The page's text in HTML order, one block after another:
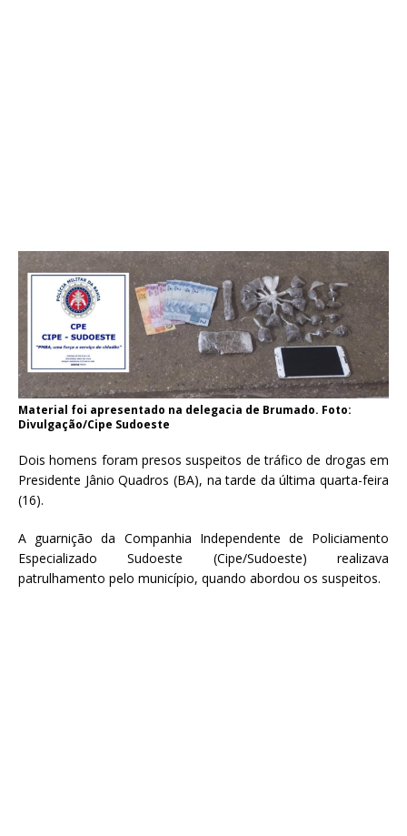
Material foi apresentado na delegacia de Brumado. Foto:
Divulgação/Cipe Sudoeste
Dois homens foram presos suspeitos de tráfico de drogas em
Presidente Jânio Quadros (BA), na tarde da última quarta-feira
(16).
A guarnição da Companhia Independente de Policiamento
Especializado Sudoeste (Cipe/Sudoeste) realizava
patrulhamento pelo município, quando abordou os suspeitos.